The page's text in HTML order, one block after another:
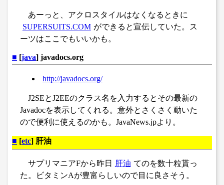
あーっと、アクロスタイルはなくなるときに
SUPERSUITS.COM ができると宣伝していた。ス
ーツはここでもいいかも。
■ [java] javadocs.org
http://javadocs.org/
J2SEとJ2EEのクラス名を入力するとその最新の
Javadocを表示してくれる。意外とさくさく動いた
ので便利に使えるのかも。JavaNews.jpより。
■ [etc] 肝油
サプリマニアFから昨日 肝油 てのを数十粒貰っ
た。ビタミンAが豊富らしいので目に良さそう。